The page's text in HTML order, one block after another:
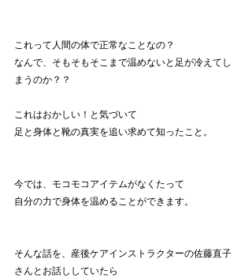
これって人間の体で正常なことなの？
なんで、そもそもそこまで温めないと足が冷えてし
まうのか？？
これはおかしい！と気づいて
足と身体と靴の真実を追い求めて知ったこと。
今では、モコモコアイテムがなくたって
自分の力で身体を温めることができます。
そんな話を、産後ケアインストラクターの佐藤直子
さんとお話ししていたら